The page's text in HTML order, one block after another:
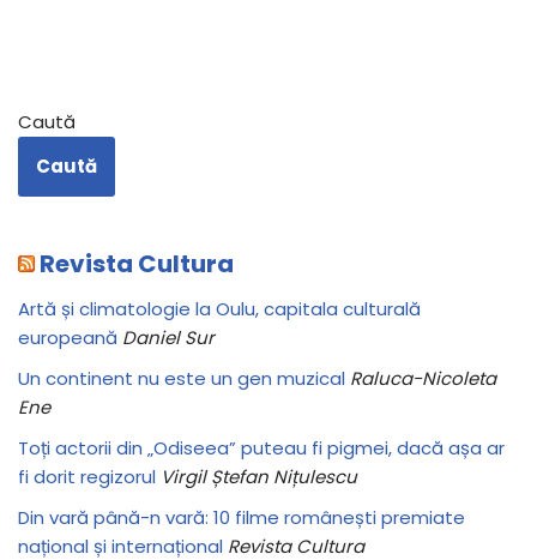
Caută
Caută
Revista Cultura
Artă și climatologie la Oulu, capitala culturală
europeană Daniel Sur
Un continent nu este un gen muzical Raluca-Nicoleta
Ene
Toți actorii din „Odiseea” puteau fi pigmei, dacă așa ar
fi dorit regizorul Virgil Ștefan Nițulescu
Din vară până-n vară: 10 filme românești premiate
național și internațional Revista Cultura